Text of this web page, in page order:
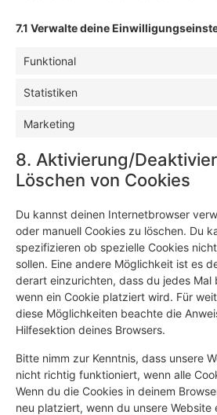
7.1 Verwalte deine
Funktional
Statistiken
Marketing
8. Aktivierung/
Löschen von Cookies
Du kannst deinen Internetbrowser
oder manuell Cookies zu löschen. Du
spezifizieren ob spezielle Cookies
sollen. Eine andere Möglichkeit ist es
derart einzurichten, dass du jedes
wenn ein Cookie platziert wird. Für
diese Möglichkeiten beachte die
Hilfesektion deines Browsers.
Bitte nimm zur Kenntnis, dass unsere
nicht richtig funktioniert, wenn alle
Wenn du die Cookies in deinem
neu platziert, wenn du unsere Website